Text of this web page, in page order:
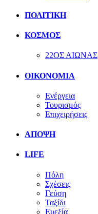
ΠΟΛΙΤΙΚΗ
ΚΟΣΜΟΣ
22ΟΣ ΑΙΩΝΑΣ
ΟΙΚΟΝΟΜΙΑ
Ενέργεια
Τουρισμός
Επιχειρήσεις
ΑΠΟΨΗ
LIFE
Πόλη
Σχέσεις
Γεύση
Ταξίδι
Ευεξία